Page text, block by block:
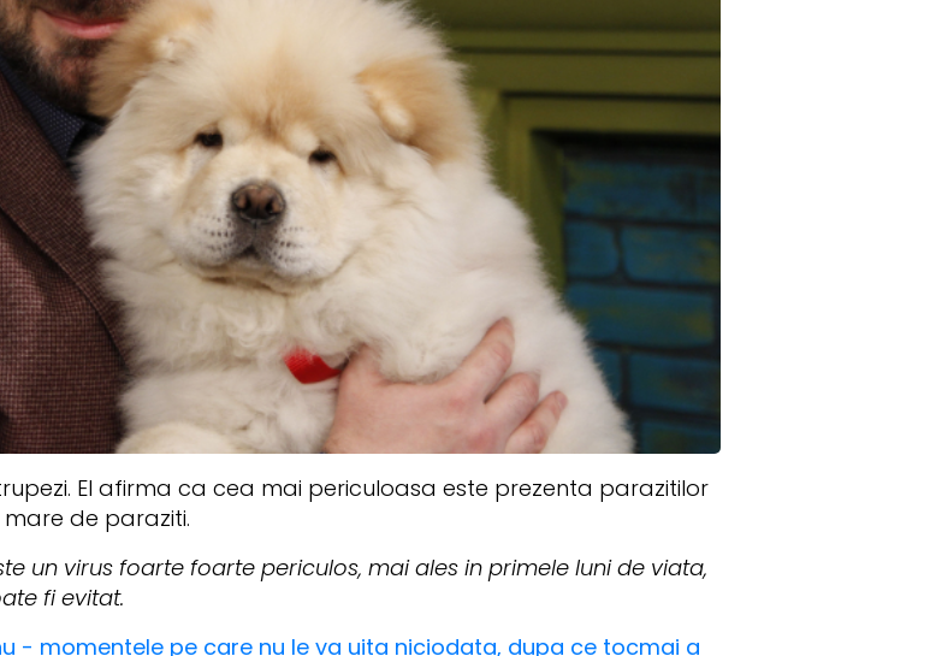
El afirma ca cea mai periculoasa este prezenta parazitilor
de paraziti.
un virus foarte foarte periculos, mai ales in primele luni de viata,
fi evitat.
- momentele pe care nu le va uita niciodata, dupa ce tocmai a